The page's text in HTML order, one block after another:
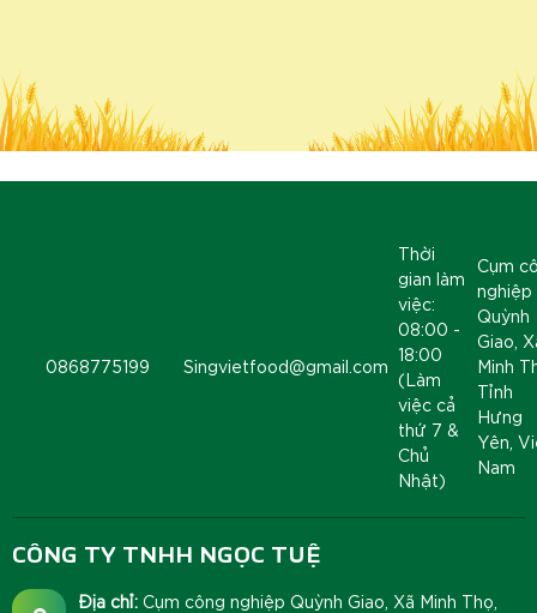
0868775199 Singvietfood@gmail.com
Thời
gian làm
việc:
08:00 -
18:00
(Làm
việc cả
thứ 7 &
Chủ
Nhật)
Cụm
nghiệp
Quỳnh
Giao,
Minh
Tỉnh
Hưng
Yên,
Nam
CÔNG TY TNHH NGỌC TUỆ
Địa chỉ: Cụm công nghiệp Quỳnh Giao, Xã Minh Thọ,